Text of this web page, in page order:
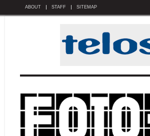
ABOUT STAFF SITEMAP